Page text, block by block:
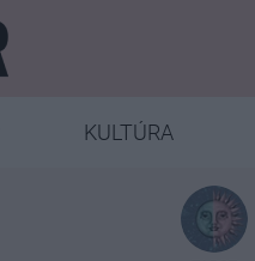
KULTÚRA